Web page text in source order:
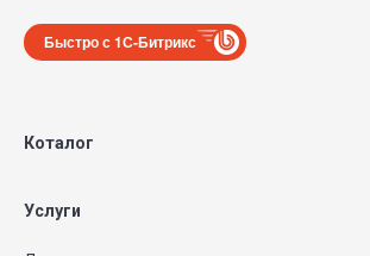
Быстро с 1С-Битрикс
Коталог
Услуги